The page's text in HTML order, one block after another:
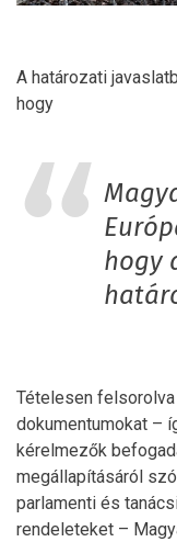
A határozati
hogy
hogy
Tételesen
dokumentumokat –
kérelmezők
megállapításáról
parlamenti és
rendeleteket –